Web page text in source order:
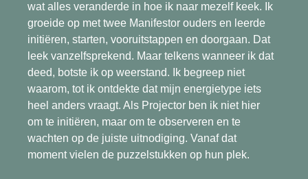
wat alles veranderde in hoe ik naar mezelf keek. Ik
groeide op met twee Manifestor ouders en leerde
initiëren, starten, vooruitstappen en doorgaan. Dat
leek vanzelfsprekend. Maar telkens wanneer ik dat
deed, botste ik op weerstand. Ik begreep niet
waarom, tot ik ontdekte dat mijn energietype iets
heel anders vraagt. Als Projector ben ik niet hier
om te initiëren, maar om te observeren en te
wachten op de juiste uitnodiging. Vanaf dat
moment vielen de puzzelstukken op hun plek.